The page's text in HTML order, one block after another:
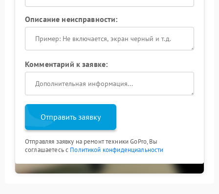
Описание неисправности:
Комментарий к заявке:
Отправить заявку
Отправляя заявку на ремонт техники GoPro, Вы
соглашаетесь с Политикой конфиденциальности